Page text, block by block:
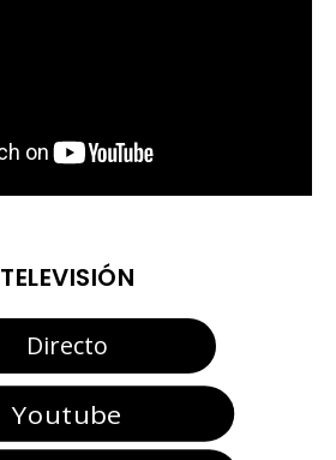
TELEVISIÓN
Directo
Youtube